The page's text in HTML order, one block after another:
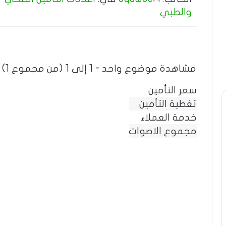
والطبي
مشاهدة موضوع واحد - 1 إلى 1 (من مجموع 1)
سعر التأمين
تغطية التأمين
خدمة العملاء
مجموع الاصوات